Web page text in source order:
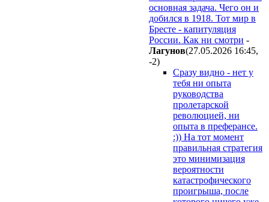
основная задача. Чего он и
добился в 1918. Тот мир в
Бресте - капитуляция
России. Как ни смотри -
Лaгyнoв(27.05.2026 16:45,
-2)
Сразу видно - нет у
тебя ни опыта
руководства
пролетарской
революцией, ни
опыта в преферансе.
:)) На тот момент
правильная стратегия
это минимизация
вероятности
катастрофического
проигрыша, после